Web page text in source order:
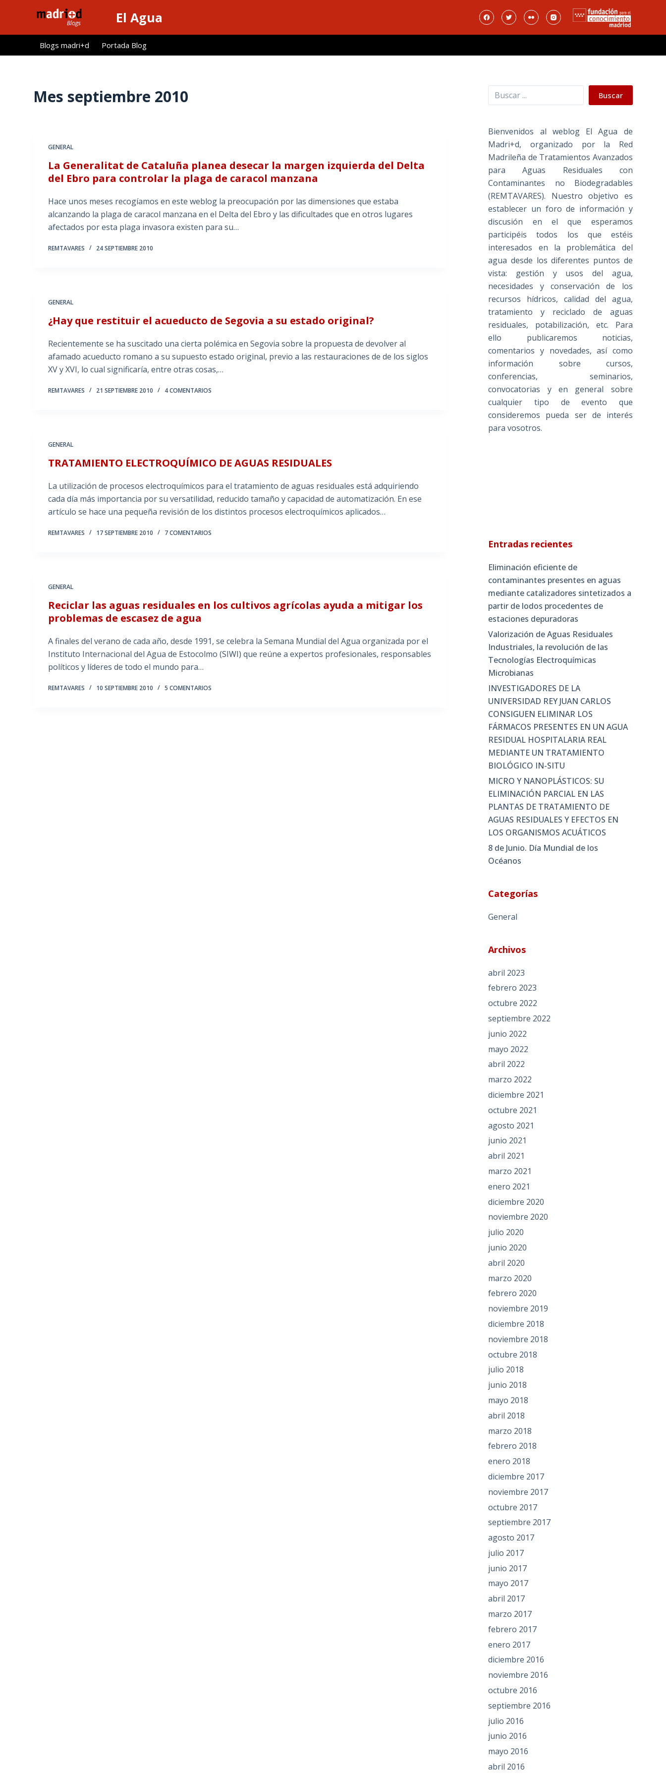
l
El Agua
Blogs madri+d Portada Blog
Mes septiembre 2010
GENERAL
La Generalitat de Cataluña planea desecar la margen izquierda del Delta
del Ebro para controlar la plaga de caracol manzana
Hace unos meses recogíamos en este weblog la preocupación por las dimensiones que estaba
alcanzando la plaga de caracol manzana en el Delta del Ebro y las dificultades que en otros lugares
afectados por esta plaga invasora existen para su…
REMTAVARES 24 SEPTIEMBRE 2010
GENERAL
¿Hay que restituir el acueducto de Segovia a su estado original?
Recientemente se ha suscitado una cierta polémica en Segovia sobre la propuesta de devolver al
afamado acueducto romano a su supuesto estado original, previo a las restauraciones de de los siglos
XV y XVI, lo cual significaría, entre otras cosas,…
REMTAVARES 21 SEPTIEMBRE 2010 4 COMENTARIOS
GENERAL
TRATAMIENTO ELECTROQUÍMICO DE AGUAS RESIDUALES
La utilización de procesos electroquímicos para el tratamiento de aguas residuales está adquiriendo
cada día más importancia por su versatilidad, reducido tamaño y capacidad de automatización. En ese
artículo se hace una pequeña revisión de los distintos procesos electroquímicos aplicados…
REMTAVARES 17 SEPTIEMBRE 2010 7 COMENTARIOS
GENERAL
Reciclar las aguas residuales en los cultivos agrícolas ayuda a mitigar los
problemas de escasez de agua
A finales del verano de cada año, desde 1991, se celebra la Semana Mundial del Agua organizada por el
Instituto Internacional del Agua de Estocolmo (SIWI) que reúne a expertos profesionales, responsables
políticos y líderes de todo el mundo para…
REMTAVARES 10 SEPTIEMBRE 2010 5 COMENTARIOS
Buscar Buscar
Bienvenidos al weblog El Agua de
Madri+d, organizado por la Red
Madrileña de Tratamientos Avanzados
para Aguas Residuales con
Contaminantes no Biodegradables
(REMTAVARES). Nuestro objetivo es
establecer un foro de información y
discusión en el que esperamos
participéis todos los que estéis
interesados en la problemática del
agua desde los diferentes puntos de
vista: gestión y usos del agua,
necesidades y conservación de los
recursos hídricos, calidad del agua,
tratamiento y reciclado de aguas
residuales, potabilización, etc. Para
ello publicaremos noticias,
comentarios y novedades, así como
información sobre cursos,
conferencias, seminarios,
convocatorias y en general sobre
cualquier tipo de evento que
consideremos pueda ser de interés
para vosotros.
Entradas recientes
Eliminación eficiente de
contaminantes presentes en aguas
mediante catalizadores sintetizados a
partir de lodos procedentes de
estaciones depuradoras
Valorización de Aguas Residuales
Industriales, la revolución de las
Tecnologías Electroquímicas
Microbianas
INVESTIGADORES DE LA
UNIVERSIDAD REY JUAN CARLOS
CONSIGUEN ELIMINAR LOS
FÁRMACOS PRESENTES EN UN AGUA
RESIDUAL HOSPITALARIA REAL
MEDIANTE UN TRATAMIENTO
BIOLÓGICO IN-SITU
MICRO Y NANOPLÁSTICOS: SU
ELIMINACIÓN PARCIAL EN LAS
PLANTAS DE TRATAMIENTO DE
AGUAS RESIDUALES Y EFECTOS EN
LOS ORGANISMOS ACUÁTICOS
8 de Junio. Día Mundial de los
Océanos
Categorías
General
Archivos
abril 2023
febrero 2023
octubre 2022
septiembre 2022
junio 2022
mayo 2022
abril 2022
marzo 2022
diciembre 2021
octubre 2021
agosto 2021
junio 2021
abril 2021
marzo 2021
enero 2021
diciembre 2020
noviembre 2020
julio 2020
junio 2020
abril 2020
marzo 2020
febrero 2020
noviembre 2019
diciembre 2018
noviembre 2018
octubre 2018
julio 2018
junio 2018
mayo 2018
abril 2018
marzo 2018
febrero 2018
enero 2018
diciembre 2017
noviembre 2017
octubre 2017
septiembre 2017
agosto 2017
julio 2017
junio 2017
mayo 2017
abril 2017
marzo 2017
febrero 2017
enero 2017
diciembre 2016
noviembre 2016
octubre 2016
septiembre 2016
julio 2016
junio 2016
mayo 2016
abril 2016